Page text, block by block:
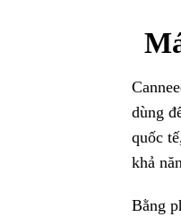
dùng
quốc
khả
Bằng